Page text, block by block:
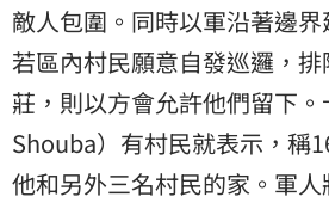
敵人包圍。同時以軍沿著邊界
若區內村民願意自發巡邏，
莊，則以方會允許他們留下
Shouba）有村民就表示，稱
他和另外三名村民的家。軍